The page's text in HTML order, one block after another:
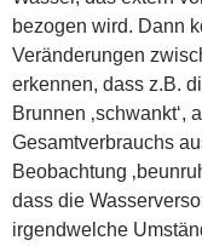
bezogen wird. Dann
Veränderungen
erkennen, dass z.B.
Brunnen ‚schwankt‘,
Gesamtverbrauchs
Beobachtung
dass die
irgendwelche